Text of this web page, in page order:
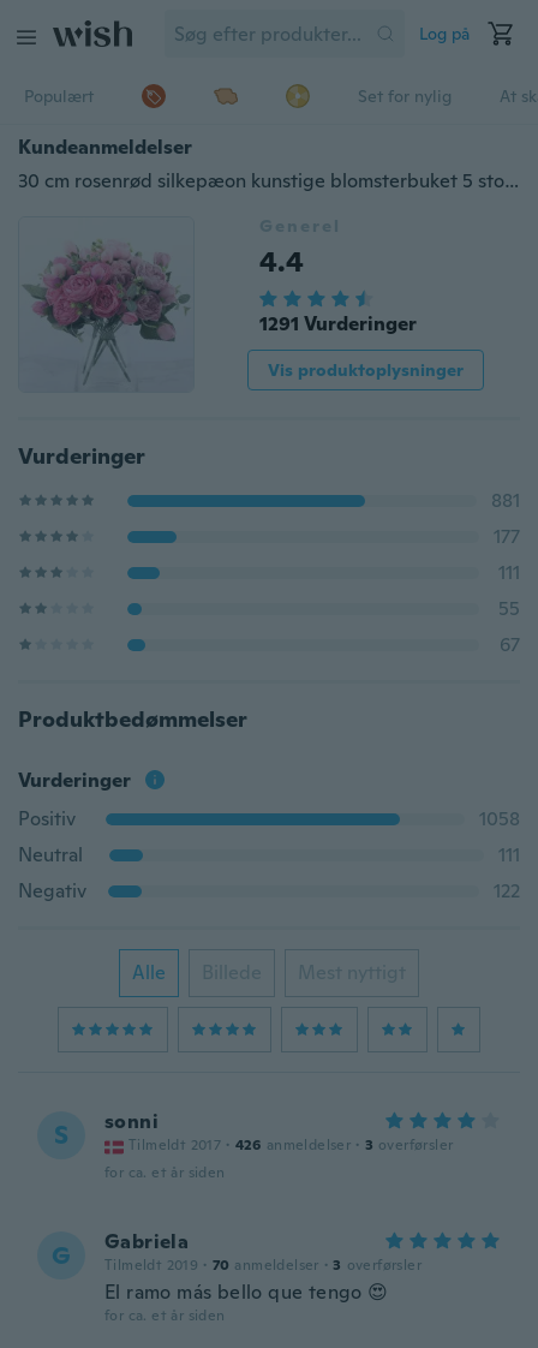
Log på
Populært Set for nylig At
Kundeanmeldelser
30 cm rosenrød silkepæon kunstige blomsterbuket 5 store hoveder og 4 knopper Billige falske planter til hjemmebryllupsdekoration indendørs
Generel
4.4
1291 Vurderinger
Vis produktoplysninger
Vurderinger
881
177
111
55
67
Produktbedømmelser
Vurderinger
Positiv
1058
Neutral
111
Negativ
122
Alle Billede Mest nyttigt
S sonni
Tilmeldt 2017 · 426 anmeldelser · 3 overførsler
for ca. et år siden
G Gabriela
Tilmeldt 2019 · 70 anmeldelser · 3 overførsler
El ramo más bello que tengo 😍
for ca. et år siden